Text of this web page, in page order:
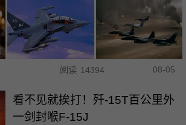
阅读 14394 08-05
看不见就挨打！歼-15T百公里外
一剑封喉F-15J